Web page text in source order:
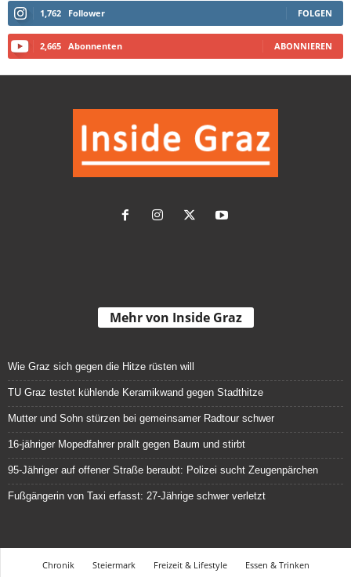
1,762 Follower FOLGEN
2,665 Abonnenten ABONNIEREN
Mehr von Inside Graz
Wie Graz sich gegen die Hitze rüsten will
TU Graz testet kühlende Keramikwand gegen Stadthitze
Mutter und Sohn stürzen bei gemeinsamer Radtour schwer
16-jähriger Mopedfahrer prallt gegen Baum und stirbt
95-Jähriger auf offener Straße beraubt: Polizei sucht Zeugenpärchen
Fußgängerin von Taxi erfasst: 27-Jährige schwer verletzt
Chronik Steiermark Freizeit & Lifestyle Essen & Trinken